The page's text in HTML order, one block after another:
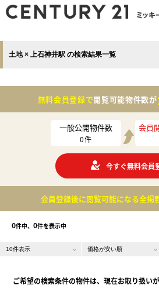
土地 × 上石神井駅 の検索結果一覧
無料会員登録で閲覧可能物件数が
一般公開物件数
0件
会員
今すぐ無料会員
会員登録後に閲覧可能になる全掲
0件中、 0件を表示中
ご希望の検索条件の物件は、現在お取り扱いが